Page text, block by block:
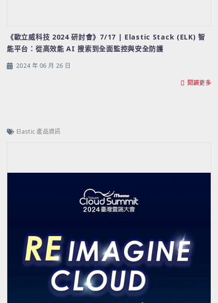
《歐立威科技 2024 研討會》7/17 | Elastic Stack (ELK) 智
能平台：從高效能 AI 搜索到全面監控與安全防護
2024 年 06 月 26 日
閱讀更多
Elastic 產品資訊